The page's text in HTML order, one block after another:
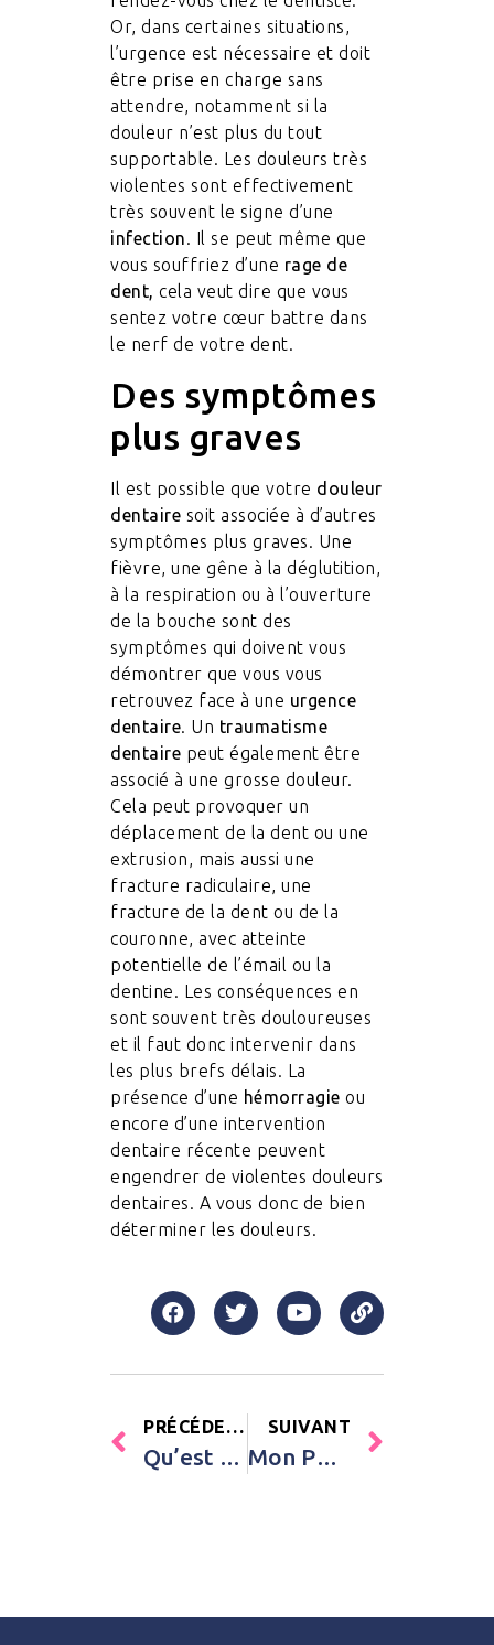
Or, dans certaines situations,
l’urgence est nécessaire et doit
être prise en charge sans
attendre, notamment si la
douleur n’est plus du tout
supportable. Les douleurs très
violentes sont effectivement
très souvent le signe d’une
infection. Il se peut même que
vous souffriez d’une rage de
dent, cela veut dire que vous
sentez votre cœur battre dans
le nerf de votre dent.
Des symptômes
plus graves
Il est possible que votre douleur
dentaire soit associée à d’autres
symptômes plus graves. Une
fièvre, une gêne à la déglutition,
à la respiration ou à l’ouverture
de la bouche sont des
symptômes qui doivent vous
démontrer que vous vous
retrouvez face à une urgence
dentaire. Un traumatisme
dentaire peut également être
associé à une grosse douleur.
Cela peut provoquer un
déplacement de la dent ou une
extrusion, mais aussi une
fracture radiculaire, une
fracture de la dent ou de la
couronne, avec atteinte
potentielle de l’émail ou la
dentine. Les conséquences en
sont souvent très douloureuses
et il faut donc intervenir dans
les plus brefs délais. La
présence d’une hémorragie ou
encore d’une intervention
dentaire récente peuvent
engendrer de violentes douleurs
dentaires. A vous donc de bien
déterminer les douleurs.
PRÉCÉDENT
Qu’est qu’un doppler ?
SUIVANT
Mon Parc Informatique, la boutique spécialisée en matériel informatique professionnel